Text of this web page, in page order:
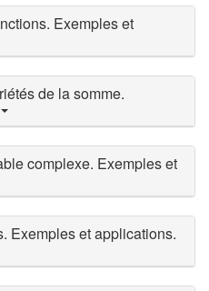
Exemples et
de la somme.
complexe. Exemples et
Exemples et applications.